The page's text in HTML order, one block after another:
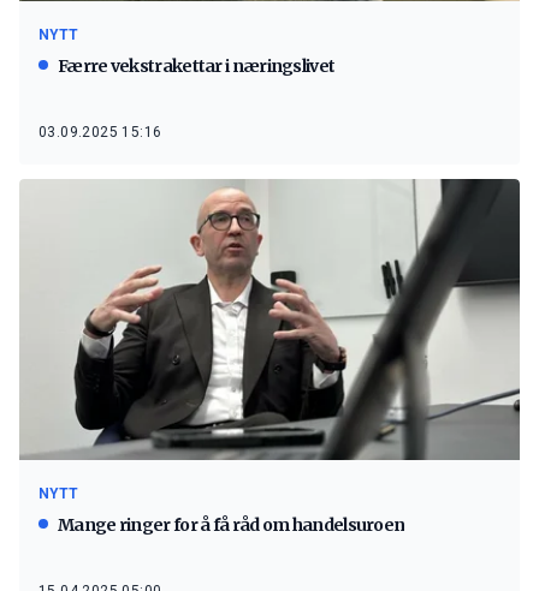
NYTT
Færre vekstrakettar i næringslivet
03.09.2025 15:16
NYTT
Mange ringer for å få råd om handelsuroen